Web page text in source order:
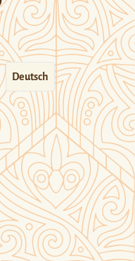
Deutsch